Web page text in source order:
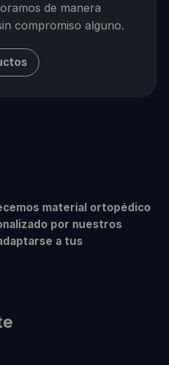
de manera
compromiso alguno.
material ortopédico
por nuestros
a tus